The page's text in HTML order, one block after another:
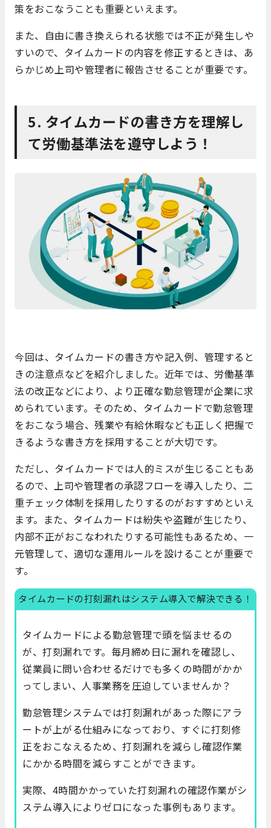
策をおこなうことも重要といえます。
また、自由に書き換えられる状態では不正が発生しや
すいので、タイムカードの内容を修正するときは、あ
らかじめ上司や管理者に報告させることが重要です。
5. タイムカードの書き方を理解し
て労働基準法を遵守しよう！
今回は、タイムカードの書き方や記入例、管理すると
きの注意点などを紹介しました。近年では、労働基準
法の改正などにより、より正確な勤怠管理が企業に求
められています。そのため、タイムカードで勤怠管理
をおこなう場合、残業や有給休暇なども正しく把握で
きるような書き方を採用することが大切です。
ただし、タイムカードでは人的ミスが生じることもあ
るので、上司や管理者の承認フローを導入したり、二
重チェック体制を採用したりするのがおすすめといえ
ます。また、タイムカードは紛失や盗難が生じたり、
内部不正がおこなわれたりする可能性もあるため、一
元管理して、適切な運用ルールを設けることが重要で
す。
タイムカードの打刻漏れはシステム導入で解決できる！
タイムカードによる勤怠管理で頭を悩ませるの
が、打刻漏れです。毎月締め日に漏れを確認し、
従業員に問い合わせるだけでも多くの時間がかか
ってしまい、人事業務を圧迫していませんか？
勤怠管理システムでは打刻漏れがあった際にアラ
ートが上がる仕組みになっており、すぐに打刻修
正をおこなえるため、打刻漏れを減らし確認作業
にかかる時間を減らすことができます。
実際、4時間かかっていた打刻漏れの確認作業がシ
ステム導入によりゼロになった事例もあります。